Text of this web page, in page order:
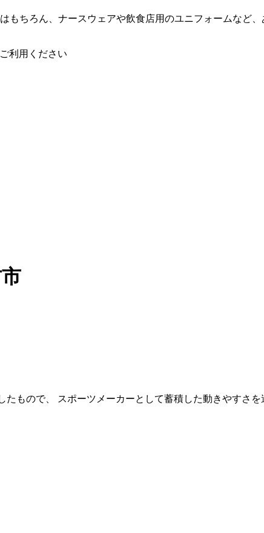
ちろん、ナースウェアや飲食店用のユニフォームなど
利用ください
もので、 スポーツメーカーとして蓄積した動きやすさ